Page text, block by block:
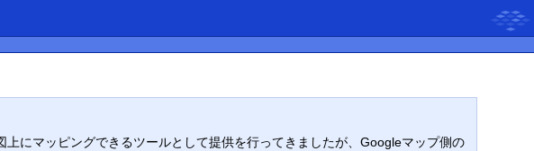
にマッピングできるツールとして提供を行ってきましたが、Googleマップ側の